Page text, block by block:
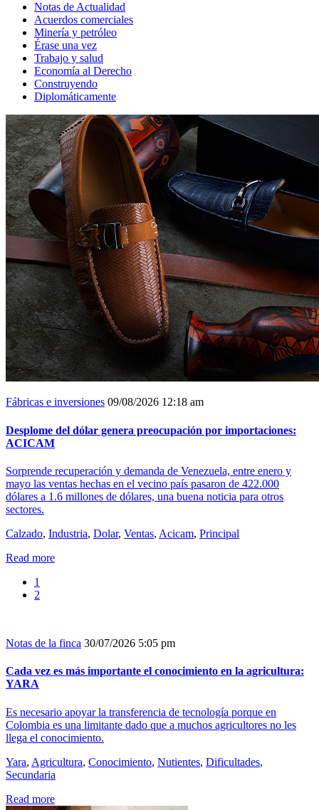
Notas de Actualidad
Acuerdos comerciales
Minería y petróleo
Érase una vez
Trabajo y salud
Economía al Derecho
Construyendo
Diplomáticamente
Fábricas e inversiones 09/08/2026 12:18 am
Desplome del dólar genera preocupación por importaciones:
ACICAM
Sorprende recuperación y demanda de Venezuela, entre enero y
mayo las ventas hechas en el vecino país pasaron de 422.000
dólares a 1.6 millones de dólares, una buena noticia para otros
sectores.
Calzado, Industria, Dolar, Ventas, Acicam, Principal
Read more
1
2
Notas de la finca 30/07/2026 5:05 pm
Cada vez es más importante el conocimiento en la agricultura:
YARA
Es necesario apoyar la transferencia de tecnología porque en
Colombia es una limitante dado que a muchos agricultores no les
llega el conocimiento.
Yara, Agricultura, Conocimiento, Nutientes, Dificultades,
Secundaria
Read more